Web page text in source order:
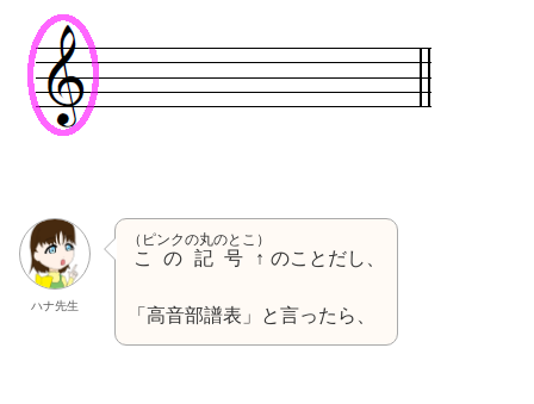
ハナ先生
この記号↑
（ピンクの丸のとこ）
のことだし、
「高音部譜表」と言ったら、